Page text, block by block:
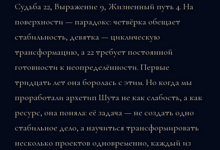
Судьба 22, Выражение 9, Жизненный путь 4. На
поверхности — парадокс: четвёрка обещает
стабильность, девятка — циклическую
трансформацию, а 22 требует постоянной
готовности к неопределённости. Первые
тридцать лет она боролась с этим. Но когда мы
проработали архетип Шута не как слабость, а как
ресурс, она поняла: её задача — не создать одно
стабильное дело, а научиться трансформировать
несколько проектов одновременно, каждый из